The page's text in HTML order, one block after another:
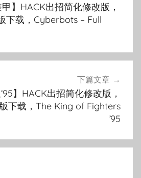
】HACK出招简化修改版，
下载，Cyberbots – Full
下篇文章
】HACK出招简化修改版，
下载，The King of Fighters
’95